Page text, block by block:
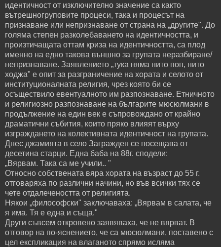
идентичност от изключително значение са както
вътрешногруповите процеси, така и процесът на
признаване или непризнаване от страна на „другите". До
голяма степен разколебаването на идентичността, и
произтичащата оттам криза на идентичността, са плод
именно на едно такова външно за групата неразбиране/
непризнаване. Заявлението „тука няма нито поп, нито
ходжа" е опит за разграничение на хората и селото от
институционалната религия, чрез която би се
осъществило евентуалното им разпознаване. Етничното
и религиозно разпознаване на българите мюсюлмани в
продължение на един век е съпровождано от крайно
драматични събития, които пряко влияят върху
изграждането на колективната идентичност на групата.
Днес джамията в село Загражден се посещава от
десетина старци. Една баба на 88г. сподели:
„Вярвам. Така са ме учили.. "
Относно собствената вяра хората на възраст до 55 г.
отговаряха по различни начини, но във всички тях се
чете отдалечеността от религията.
Някои „философски" заключаваха: „Вярвам в салата, че
я има. Тя е една и съща."
Други съвсем откровено заявяваха, че не вярват. В
отговор на по-яснението, че са мюсюлмани, поставено с
цел експликация на влаганото спрямо исляма